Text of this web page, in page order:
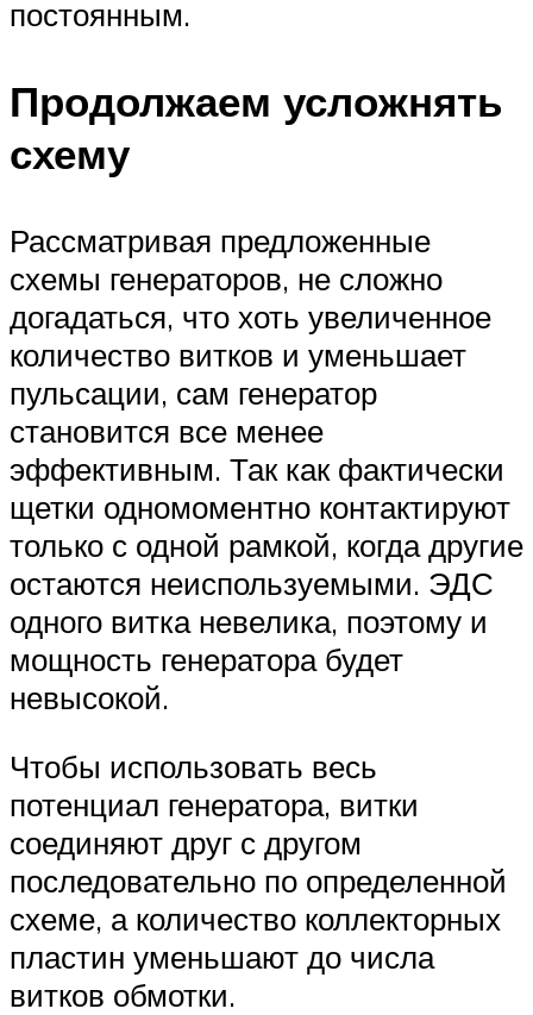
постоянным.
Продолжаем усложнять
схему
Рассматривая предложенные
схемы генераторов, не сложно
догадаться, что хоть увеличенное
количество витков и уменьшает
пульсации, сам генератор
становится все менее
эффективным. Так как фактически
щетки одномоментно контактируют
только с одной рамкой, когда другие
остаются неиспользуемыми. ЭДС
одного витка невелика, поэтому и
мощность генератора будет
невысокой.
Чтобы использовать весь
потенциал генератора, витки
соединяют друг с другом
последовательно по определенной
схеме, а количество коллекторных
пластин уменьшают до числа
витков обмотки.